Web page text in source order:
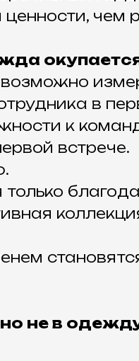
чем
в
к
встрече.
только
не в